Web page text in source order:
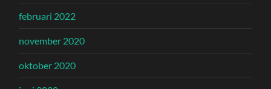
februari 2022
november 2020
oktober 2020